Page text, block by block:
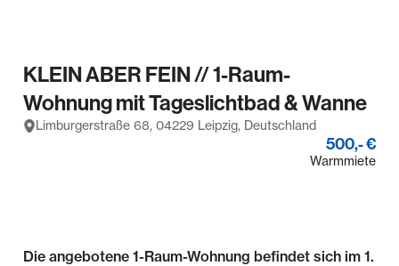
KLEIN ABER FEIN // 1-Raum-
Wohnung mit Tageslichtbad & Wanne
Limburgerstraße 68, 04229 Leipzig, Deutschland
500,- €
Warmmiete
Die angebotene 1-Raum-Wohnung befindet sich im 1.